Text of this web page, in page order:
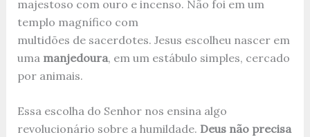
majestoso com ouro e incenso. Não foi em um
templo magnífico com
multidões de sacerdotes. Jesus escolheu nascer em
uma manjedoura, em um estábulo simples, cercado
por animais.
Essa escolha do Senhor nos ensina algo
revolucionário sobre a humildade. Deus não precisa